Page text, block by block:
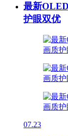
最新
护眼双优
07.23